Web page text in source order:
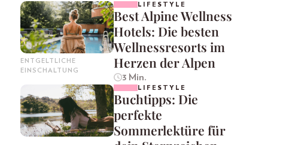
ENTGELTLICHE
EINSCHALTUNG
LIFESTYLE
Best Alpine Wellness
Hotels: Die besten
Wellnessresorts im
Herzen der Alpen
3 Min.
LIFESTYLE
Buchtipps: Die
perfekte
Sommerlektüre für